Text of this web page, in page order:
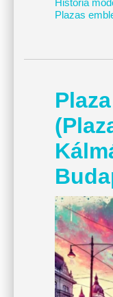
Historia
Plazas